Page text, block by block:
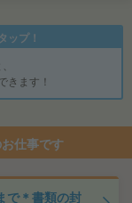
ップ！
きます！
仕事です
で＊書類の封